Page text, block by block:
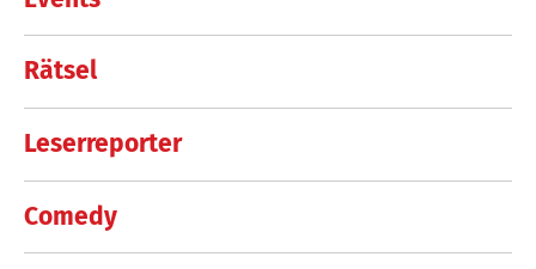
Rätsel
Leserreporter
Comedy